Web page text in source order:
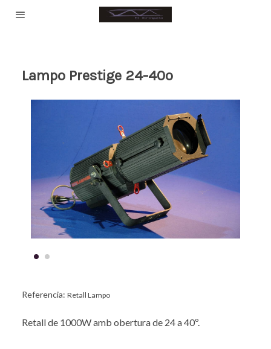
Lampo Prestige 24-40º
Referencia: Retall Lampo
Retall de 1000W amb obertura de 24 a 40º.